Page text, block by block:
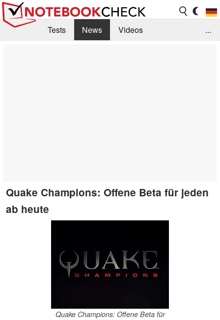
Tests News
Videos
...
Quake Champions: Offene Beta für jeden
ab heute
Quake Champions: Offene Beta für